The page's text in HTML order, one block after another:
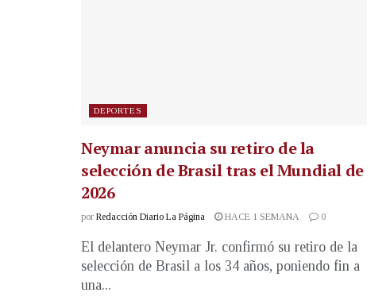
DEPORTES
Neymar anuncia su retiro de la
selección de Brasil tras el Mundial de
2026
por Redacción Diario La Página HACE 1 SEMANA 0
El delantero Neymar Jr. confirmó su retiro de la
selección de Brasil a los 34 años, poniendo fin a
una...